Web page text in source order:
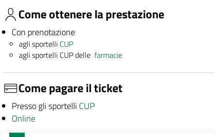
Come ottenere la prestazione
Con prenotazione
agli sportelli CUP
agli sportelli CUP dellefarmacie
Come pagare il ticket
Presso gli sportelli CUP
Online